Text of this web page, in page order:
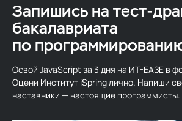
Запишись на тест-
бакалавриата
по
Освой JavaScript за 3 дня на ИТ-БАЗЕ в
Оцени Институт iSpring лично. Напиши
наставники — настоящие программисты.